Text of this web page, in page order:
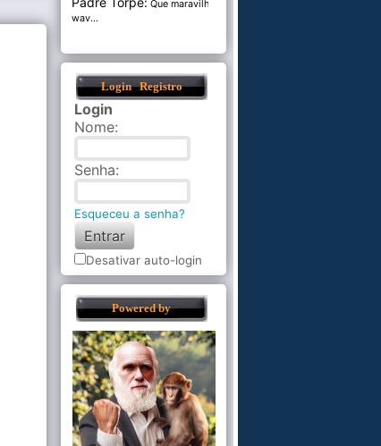
Que maravilha de
wav...
Login Registro
Login
Nome:
Senha:
Esqueceu a senha?
Desativar auto-login
Powered by